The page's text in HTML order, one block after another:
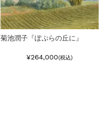
菊池潤子『ぽぷらの丘に』
¥264,000(税込)